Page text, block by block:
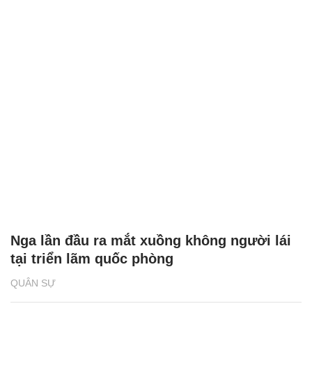
QUÂN SỰ
Nga lần đầu ra mắt xuồng không người lái
tại triển lãm quốc phòng